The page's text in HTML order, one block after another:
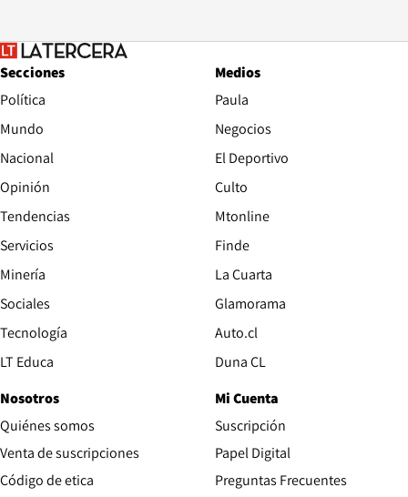
Secciones
Política
Mundo
Nacional
Opinión
Tendencias
Servicios
Minería
Sociales
Tecnología
LT Educa
Medios
Paula
Negocios
El Deportivo
Culto
Mtonline
Finde
La Cuarta
Glamorama
Auto.clOpens in new window
Duna CLOpens in new window
Nosotros
Quiénes somos
Venta de suscripciones
Código de etica Opens in new window
Mi Cuenta
Suscripción
Papel DigitalOpens in new
Preguntas Frecuentes